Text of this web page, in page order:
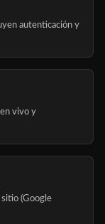
autenticación y
vivo y
(Google